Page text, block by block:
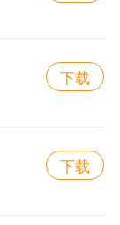
下载
下载